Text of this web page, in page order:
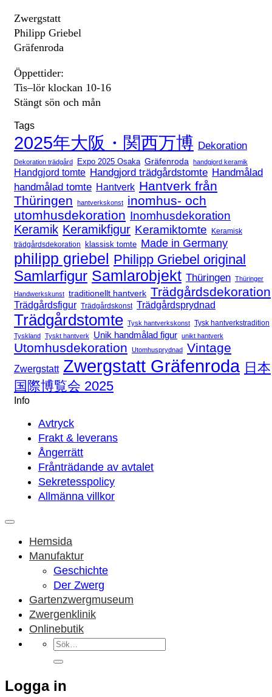
Zwergstatt
Philipp Griebel
Gräfenroda
Öppettider:
Tis–lör klockan 10-16
Stängt sön och mån
Tags
2025年大阪・関西万博 Dekoration
Dekoration trädgård Expo 2025 Osaka Gräfenroda handgjord keramik
Handgjord tomte Handgjord trädgårdstomte Handmålad
handmålad tomte Hantverk Hantverk från
Thüringen
hantverkskonst
inomhus- och
utomhusdekoration Inomhusdekoration
Keramik Keramikfigur Keramiktomte
Keramisk
trädgårdsdekoration
klassisk tomte Made in Germany
philipp griebel Philipp Griebel original
Samlarfigur Samlarobjekt Thüringen Thüringer
Handwerkskunst traditionellt hantverk Trädgårdsdekoration
Trädgårdsfigur Trädgårdskonst Trädgårdsprydnad
Trädgårdstomte Tysk hantverkskonst Tysk hantverkstradition
Tyskland Tyskt hantverk Unik handmålad figur unikt hantverk
Utomhusdekoration Utomhusprydnad Vintage
Zwergstatt Zwergstatt Gräfenroda 日本
国際博覧会 2025
Info
Avtryck
Frakt & leverans
Ångerrätt
Frånträdande av avtalet
Sekretesspolicy
Allmänna villkor
Hemsida
Manufaktur
Geschichte
Der Zwerg
Gartenzwergmuseum
Zwergenklinik
Onlinebutik
Sök
efter:
Logga in